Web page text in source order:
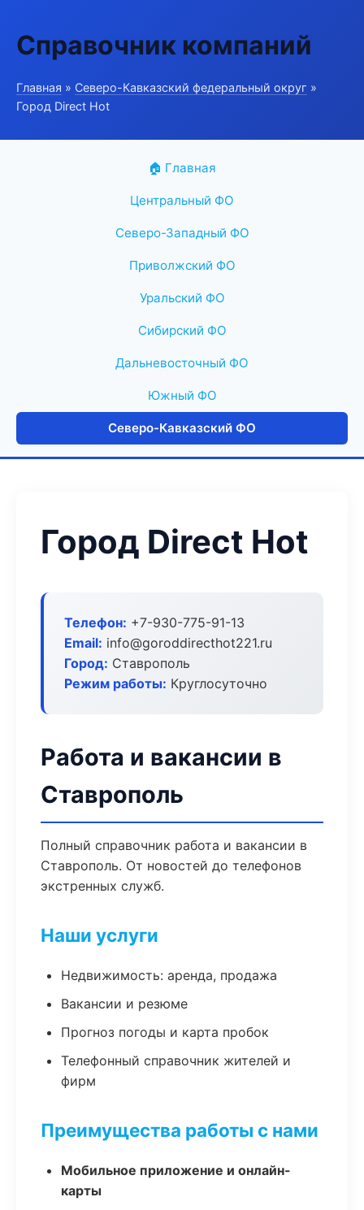
Справочник компаний
Главная » Северо-Кавказский федеральный округ »
Город Direct Hot
🏠 Главная
Центральный ФО
Северо-Западный ФО
Приволжский ФО
Уральский ФО
Сибирский ФО
Дальневосточный ФО
Южный ФО
Северо-Кавказский ФО
Город Direct Hot
Телефон: +7-930-775-91-13
Email: info@goroddirecthot221.ru
Город: Ставрополь
Режим работы: Круглосуточно
Работа и вакансии в
Ставрополь
Полный справочник работа и вакансии в
Ставрополь. От новостей до телефонов
экстренных служб.
Наши услуги
Недвижимость: аренда, продажа
Вакансии и резюме
Прогноз погоды и карта пробок
Телефонный справочник жителей и
фирм
Преимущества работы с нами
Мобильное приложение и онлайн-
карты